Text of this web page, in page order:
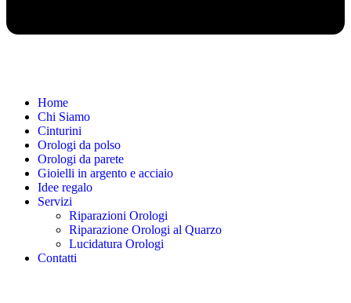
Home
Chi Siamo
Cinturini
Orologi da polso
Orologi da parete
Gioielli in argento e acciaio
Idee regalo
Servizi
Riparazioni Orologi
Riparazione Orologi al Quarzo
Lucidatura Orologi
Contatti